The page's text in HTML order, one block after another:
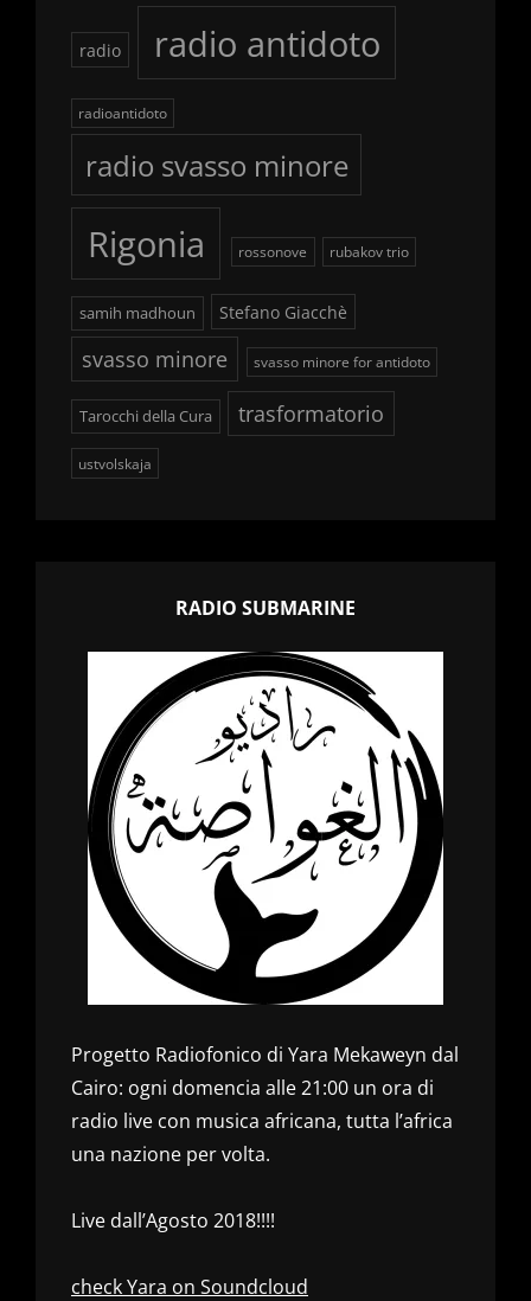
radio radio antidoto
radioantidoto
radio svasso minore
Rigonia rossonove rubakov trio
samih madhoun Stefano Giacchè
svasso minore svasso minore for antidoto
Tarocchi della Cura trasformatorio
ustvolskaja
RADIO SUBMARINE
Progetto Radiofonico di Yara Mekaweyn dal
Cairo: ogni domencia alle 21:00 un ora di
radio live con musica africana, tutta l’africa
una nazione per volta.
Live dall’Agosto 2018!!!!
check Yara on Soundcloud